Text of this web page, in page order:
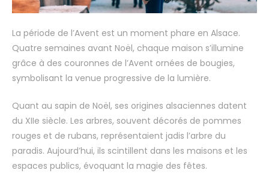
La période de l’Avent est un moment phare en Alsace.
Quatre semaines avant Noël, chaque maison s’illumine
grâce à des couronnes de l’Avent ornées de bougies,
symbolisant la venue progressive de la lumière.
Quant au sapin de Noël, ses origines alsaciennes datent
du XIIe siècle. Les arbres, souvent décorés de pommes
rouges et de rubans, représentaient jadis l’arbre du
paradis. Aujourd’hui, ils scintillent dans les maisons et les
espaces publics, évoquant la magie des fêtes.